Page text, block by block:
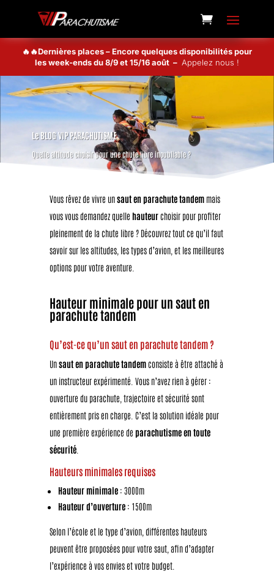
🔥🔥Dernières places – Encore quelques disponibilités pour
les week-ends du 8/9 et 15/16 août – Appelez nous !
Le BLOG VIP PARACHUTISME
Quelle altitude choisir pour une chute libre inoubliable ?
Vous rêvez de vivre unsaut en parachute tandemmais
vous vous demandez quelle hauteurchoisir pour profiter
pleinement de la chute libre ? Découvrez tout ce qu’il faut
savoir sur les altitudes, les types d’avion, et les meilleures
options pour votre aventure.
Hauteur minimale pour un saut en
parachute tandem
Qu’est-ce qu’un saut en parachute tandem ?
Unsaut en parachute tandemconsiste à être attaché à
un instructeur expérimenté. Vous n’avez rien à gérer :
ouverture du parachute, trajectoire et sécurité sont
entièrement pris en charge. C’est la solution idéale pour
une première expérience de parachutisme en toute
sécurité.
Hauteurs minimales requises
Hauteur minimale: 3000m
Hauteur d’ouverture: 1500m
Selon l’école et le type d’avion, différentes hauteurs
peuvent être proposées pour votre saut, afin d’adapter
l’expérience à vos envies et votre budget.